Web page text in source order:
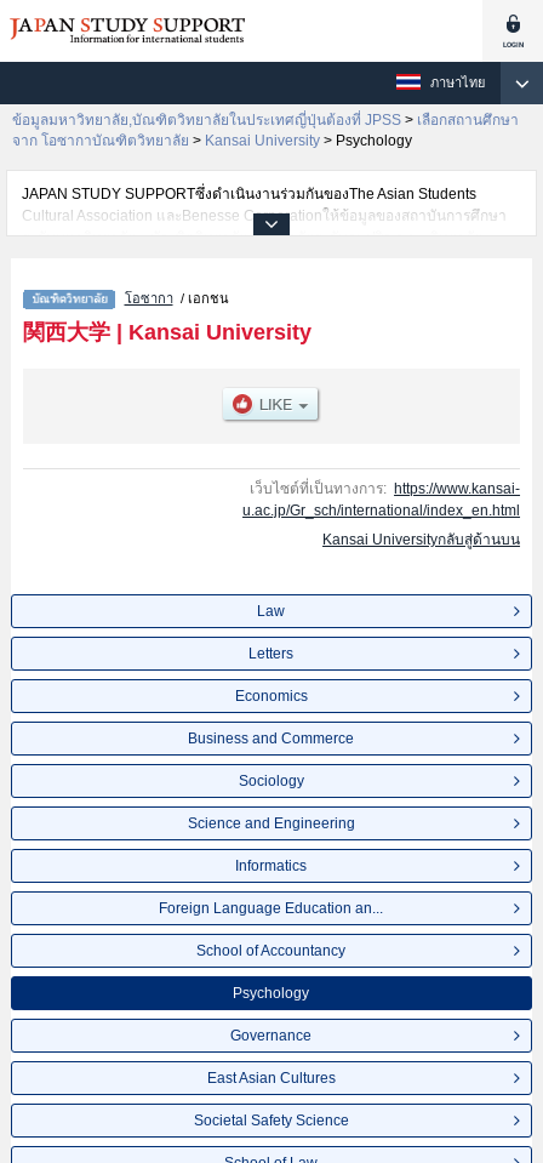
ภาษาไทย
ข้อมูลมหาวิทยาลัย,บัณฑิตวิทยาลัยในประเทศญี่ปุ่นต้องที่ JPSS > เลือกสถานศึกษา
จาก โอซากาบัณฑิตวิทยาลัย > Kansai University > Psychology
JAPAN STUDY SUPPORTซึ่งดำเนินงานร่วมกันของThe Asian Students
Cultural Association และBenesse Corporationให้ข้อมูลของสถาบันการศึกษา
ระดับมหาวิทยาลัย・บัณฑิตวิทยาลัย・วิทยาลัยระดับอนุปริญญา・วิทยาลัย
ชาติเช่นLawหรือLettersหรือEconomicsหรือBusiness and
CommerceหรือSociologyหรือScience and
EngineeringหรือInformaticsหรือForeign Language Education and
AccountancyหรือPsychologyหรือGovernanceหรือEast Asian
CulturesหรือSocietal Safety ScienceหรือSchool of LawหรือHealth and Well-
ที่,การเดินทางเป็นต้นไว้ด้วยดังนั้นขอเชิญใช้บริการค้นหาข้อมูลตามอัธยาศัย
โอซากา/ เอกชน
関西大学| Kansai University
เว็บไซต์ที่เป็นทางการ: https://www.kansai-
u.ac.jp/Gr_sch/international/index_en.html
Kansai Universityกลับสู่ด้านบน
Law
Letters
Economics
Business and Commerce
Sociology
Science and Engineering
Informatics
Foreign Language Education an...
School of Accountancy
Psychology
Governance
East Asian Cultures
Societal Safety Science